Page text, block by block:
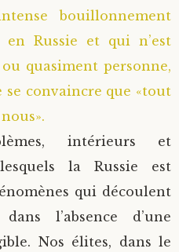
(Abachidzé)
(Pospelov)
bouillonnement
Russie et qui n’est
quasiment personne,
convaincre que «tout
intérieurs et
la Russie est
qui découlent
l’absence d’une
Nos élites, dans le